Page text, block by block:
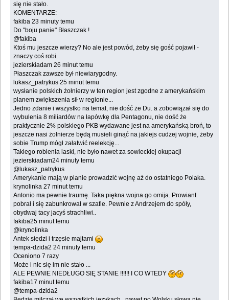
się nie stało.‎
KOMENTARZE:‎
fakiba 23 minuty temu
Do "boju panie" Błaszczak !‎
@fakiba
Ktoś mu jeszcze wierzy? No ale jest powód, żeby się gość pojawił -
znaczy coś robi.‎
jezierskiadam 26 minut temu
Płaszczak zawsze był niewiarygodny.‎
lukasz_patrykus 25 minut temu
wysłanie polskich żołnierzy w ten region jest zgodne z amerykańskim
planem zwiększenia sił w ‎regionie...‎
Jedno zdanie i wszystko na temat, nie dość że Du. a zobowiązał się do
wybulenia 8 miliardów ‎na łapówkę dla Pentagonu, nie dość że
praktycznie 2% polskiego PKB wydawane jest na ‎amerykańską broń, to
jeszcze nasi żołnierze będą musieli ginąć na jakiejs cudzej wojnie, żeby
‎sobie Trump mógł załatwić reelekcję...‎
Takiego robienia laski, nie było nawet za sowieckiej okupacji
jezierskiadam24 minuty temu
@lukasz_patrykus
Amerykanie mają w planie prowadzić wojnę aż do ostatniego Polaka.‎
krynolinka 27 minut temu
Antonio ma pewnie traumę. Taka piękna wojna go omija. Prowiant
pobrał i się zabunkrował w ‎szafie. Pewnie z Andrzejem do spóły,
obydwaj tacy jacyś strachliwi..‎
fakiba25 minut temu
@krynolinka
Antek siedzi i trzęsie majtami
tempa-dzida2 24 minuty temu
Oceniono 7 razy
Może i nic się im nie stało ...‎
ALE PEWNIE NIEDŁUGO SIĘ STANIE !!!!!! I CO WTEDY
fakiba17 minut temu
@tempa-dzida2‎